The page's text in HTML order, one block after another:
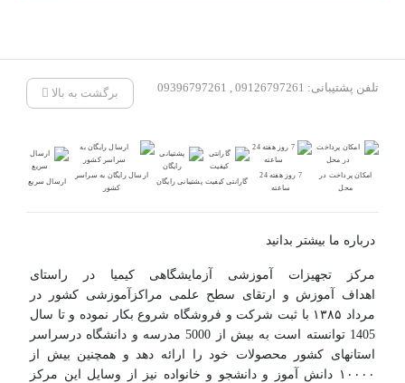
تلفن پشتیبانی: 09126797261 , 09396797261 برگشت به بالا
امکان پرداخت در
محل
7 روز هفته 24
ساعته
گارانتی کیفیت پشتیبانی رایگان
ارسال رایگان به سراسر
کشور
ارسال سریع
درباره ما بیشتر بدانید
مرکز تجهیزات آموزشی آزمایشگاهی کیمیا در راستای
اهداف آموزش و ارتقای سطح علمی مراکزآموزشی کشور در
مرداد ۱۳۸۵ با ثبت شرکت و فروشگاه شروع بکار نموده و تا سال
1405 توانسته است به بیش از 5000 مدرسه و دانشگاه درسراسر
استانهای کشور محصولات خود را ارائه دهد و همچنین بیش از
۱۰۰۰۰ دانش آموز و دانشجو و خانواده نیز از وسایل این مرکز